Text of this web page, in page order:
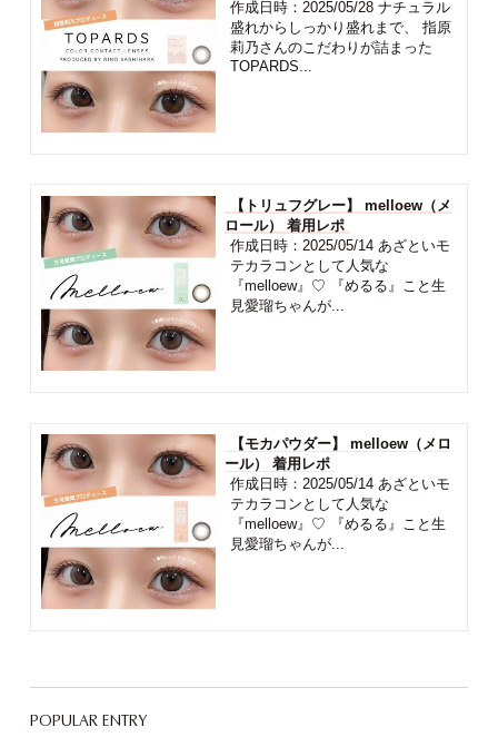
作成日時：2025/05/28 ナチュラル
盛れからしっかり盛れまで、 指原
莉乃さんのこだわりが詰まった
TOPARDS...
【トリュフグレー】 melloew（メ
ロール） 着用レポ
作成日時：2025/05/14 あざといモ
テカラコンとして人気な
『melloew』♡ 『めるる』こと生
見愛瑠ちゃんが...
【モカパウダー】 melloew（メロ
ール） 着用レポ
作成日時：2025/05/14 あざといモ
テカラコンとして人気な
『melloew』♡ 『めるる』こと生
見愛瑠ちゃんが...
POPULAR ENTRY